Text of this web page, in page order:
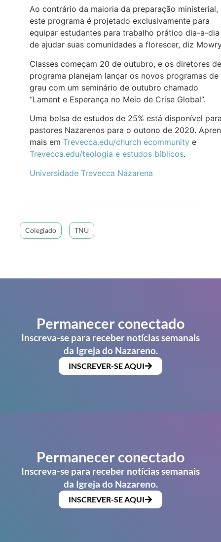
Ao contrário da maioria da preparação ministerial,
este programa é projetado exclusivamente para
equipar estudantes para trabalho prático dia-a-dia
de ajudar suas comunidades a florescer, diz
Classes começam 20 de outubro, e os diretores de
programa planejam lançar os novos programas de
grau com um seminário de outubro chamado
“Lament e Esperança no Meio de Crise Global”.
Uma bolsa de estudos de 25% está disponível
pastores Nazarenos para o outono de 2020.
mais em Trevecca.edu/church ecommunity e
Trevecca.edu/teologia e estudos bíblicos.
Universidade Trevecca Nazarena
Colegiado TNU
Permanecer conectado
Inscreva-se para receber notícias semanais
da Igreja do Nazareno.
INSCREVER-SE AQUI
Permanecer conectado
Inscreva-se para receber notícias semanais
da Igreja do Nazareno.
INSCREVER-SE AQUI